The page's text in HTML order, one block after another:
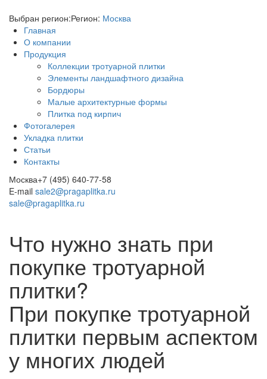
Выбран регион:Регион: Москва
Главная
О компании
Продукция
Коллекции тротуарной плитки
Элементы ландшафтного дизайна
Бордюры
Малые архитектурные формы
Плитка под кирпич
Фотогалерея
Укладка плитки
Статьи
Контакты
Москва+7 (495) 640-77-58
E-mail sale2@pragaplitka.ru
sale@pragaplitka.ru
Что нужно знать при
покупке тротуарной
плитки?
При покупке тротуарной
плитки первым аспектом
у многих людей